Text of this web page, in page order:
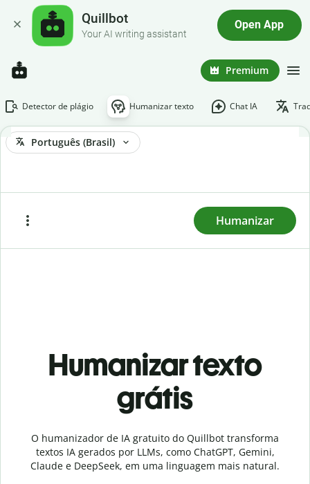
Quillbot
Your AI writing assistant
Open App
Premium
Detector de plágio Humanizar texto Chat IA
Português (Brasil)
Humanizar
Humanizar texto
grátis
O humanizador de IA gratuito do Quillbot transforma
textos IA gerados por LLMs, como ChatGPT, Gemini,
Claude e DeepSeek, em uma linguagem mais natural.